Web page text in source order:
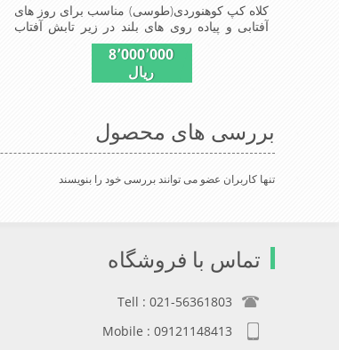
کلاه کپ کوهنوردی(طوسی) مناسب برای روز های
آفتابی و پیاده روی های بلند در زیر تابش آفتاب
سبک و با قابلیت جدا سازی شال از کلاه نقابدار
8٬000٬000
ریال
بررسی های محصول
تنها کاربران عضو می توانند بررسی خود را بنویسند
تماس با فروشگاه
Tell : 021-56361803
Mobile : 09121148413